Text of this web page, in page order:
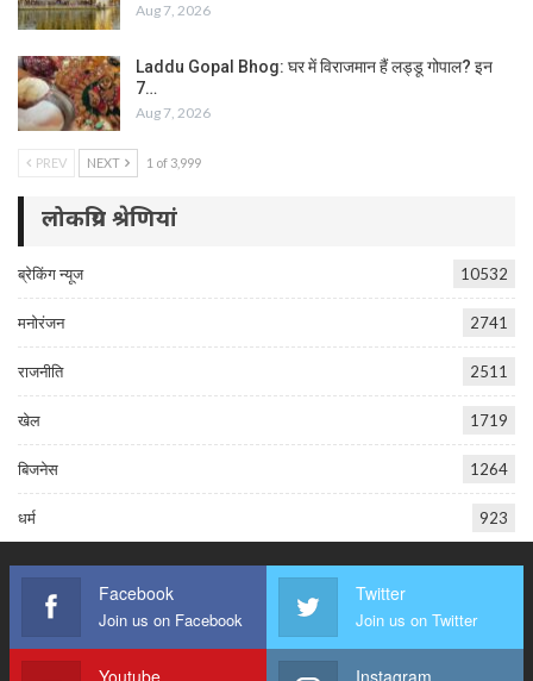
Aug 7, 2026
Laddu Gopal Bhog: घर में विराजमान हैं लड्डू गोपाल? इन
7…
Aug 7, 2026
PREV NEXT 1 of 3,999
लोकप्रिय श्रेणियां
ब्रेकिंग न्यूज 10532
मनोरंजन 2741
राजनीति 2511
खेल 1719
बिजनेस 1264
धर्म 923
Facebook
Join us on Facebook
Twitter
Join us on Twitter
Youtube Instagram